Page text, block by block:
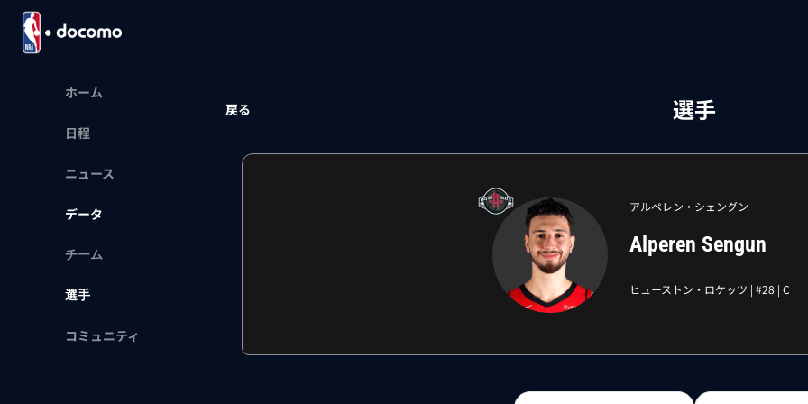
ホーム
日程
ニュース
データ
チーム
選手
コミュニティ
戻る 選手
アルペレン・シェングン
Alperen Sengun
ヒューストン・ロケッツ | #28 | C